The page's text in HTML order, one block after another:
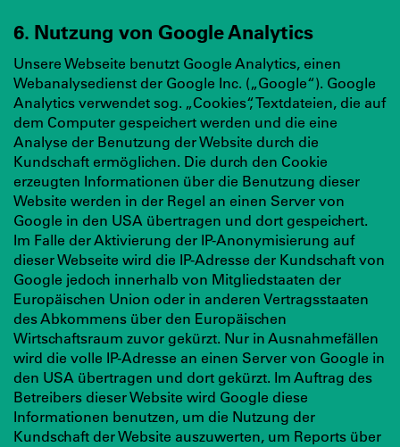
6. Nutzung von Google Analytics
Unsere Webseite benutzt Google Analytics, einen
Webanalysedienst der Google Inc. („Google“). Google
Analytics verwendet sog. „Cookies“, Textdateien, die auf
dem Computer gespeichert werden und die eine
Analyse der Benutzung der Website durch die
Kundschaft ermöglichen. Die durch den Cookie
erzeugten Informationen über die Benutzung dieser
Website werden in der Regel an einen Server von
Google in den USA übertragen und dort gespeichert.
Im Falle der Aktivierung der IP-Anonymisierung auf
dieser Webseite wird die IP-Adresse der Kundschaft von
Google jedoch innerhalb von Mitgliedstaaten der
Europäischen Union oder in anderen Vertragsstaaten
des Abkommens über den Europäischen
Wirtschaftsraum zuvor gekürzt. Nur in Ausnahmefällen
wird die volle IP-Adresse an einen Server von Google in
den USA übertragen und dort gekürzt. Im Auftrag des
Betreibers dieser Website wird Google diese
Informationen benutzen, um die Nutzung der
Kundschaft der Website auszuwerten, um Reports über